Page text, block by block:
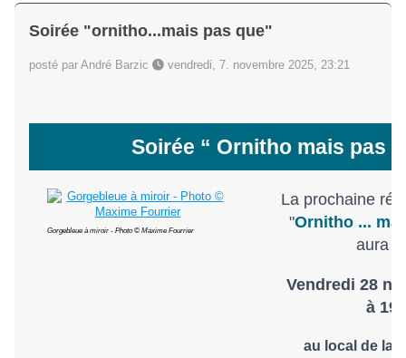
Soirée "ornitho...mais pas que"
posté par André Barzic vendredi, 7. novembre 2025, 23:21
Soirée “ Ornitho mais pas
Gorgebleue à miroir - Photo© Maxime Fourrier
La prochaine
"Ornitho ...
aura
Vendredi 28
à
au local de la